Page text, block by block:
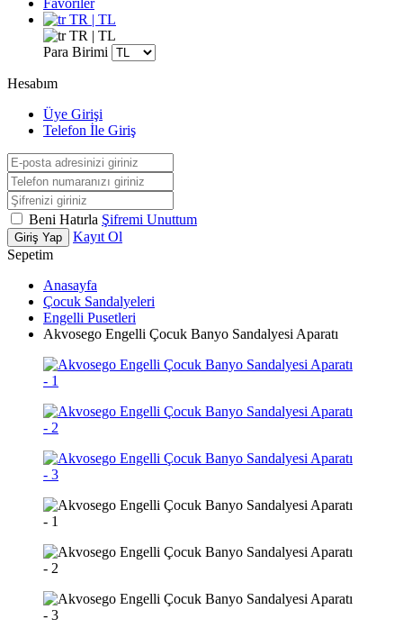
Favoriler
TR | TL
TR | TL
Para Birimi
Hesabım
Üye Girişi
Telefon İle Giriş
Beni Hatırla Şifremi Unuttum
Giriş Yap
Kayıt Ol
Sepetim
Anasayfa
Çocuk Sandalyeleri
Engelli Pusetleri
Akvosego Engelli Çocuk Banyo Sandalyesi Aparatı